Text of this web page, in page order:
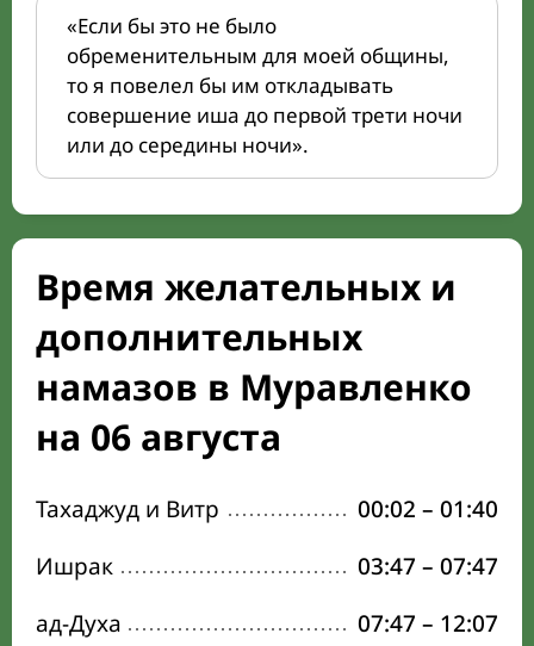
«Если бы это не было
обременительным для моей общины,
то я повелел бы им откладывать
совершение иша до первой трети ночи
или до середины ночи».
Время желательных и
дополнительных
намазов в Муравленко
на 06 августа
Тахаджуд и Витр 00:02 – 01:40
Ишрак
03:47 – 07:47
ад-Духа
07:47 – 12:07